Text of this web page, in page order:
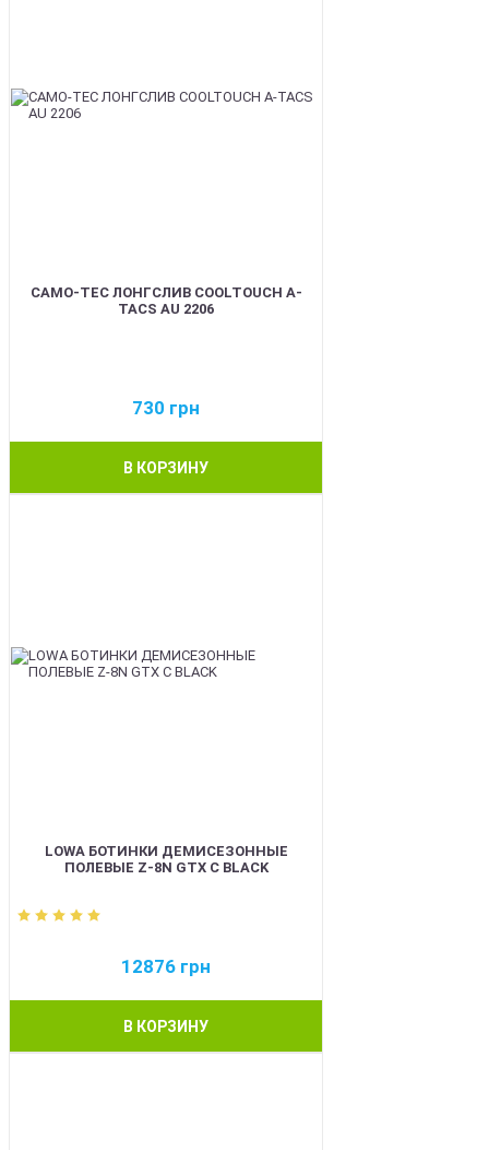
CAMO-TEC ЛОНГСЛИВ COOLTOUCH A-
TACS AU 2206
730 грн
В КОРЗИНУ
LOWA БОТИНКИ ДЕМИСЕЗОННЫЕ
ПОЛЕВЫЕ Z-8N GTX C BLACK
12876 грн
В КОРЗИНУ